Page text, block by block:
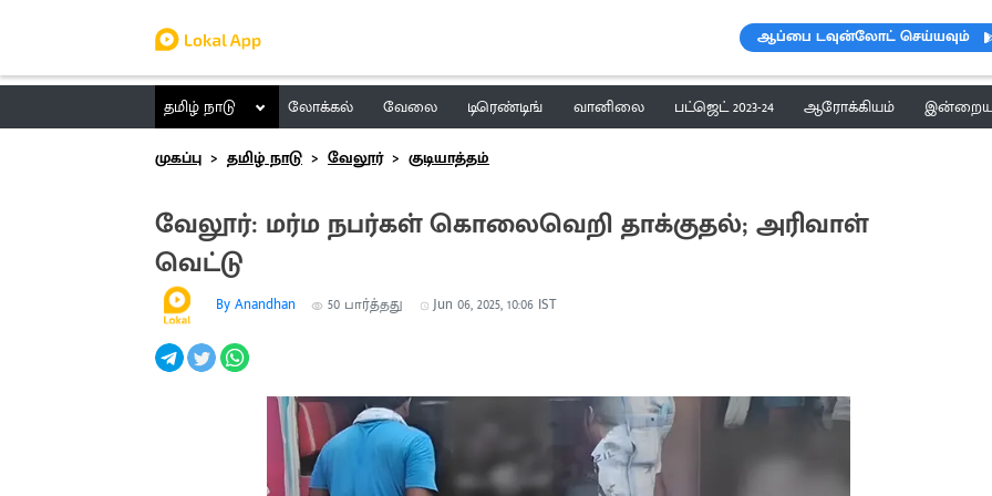
ஆப்பை டவுன்லோட் செய்யவும்
தமிழ் நாடு லோக்கல் வேலை டிரெண்டிங் வானிலை பட்ஜெட் 2023-24 ஆரோக்கியம் இன்றைய
முகப்பு
தமிழ் நாடு வேலூர் குடியாத்தம்
வேலூர்: மர்ம நபர்கள் கொலைவெறி தாக்குதல்; அரிவாள்
வெட்டு
By Anandhan 50 பார்த்தது Jun 06, 2025, 10:06 IST